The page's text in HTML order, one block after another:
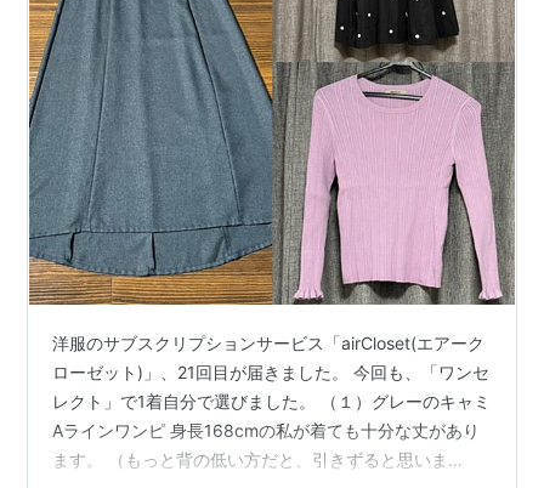
洋服のサブスクリプションサービス「airCloset(エアーク
ローゼット)」、21回目が届きました。 今回も、「ワンセ
レクト」で1着自分で選びました。 （１）グレーのキャミ
Aラインワンピ 身長168cmの私が着ても十分な丈があり
ます。 （もっと背の低い方だと、引きずると思いま